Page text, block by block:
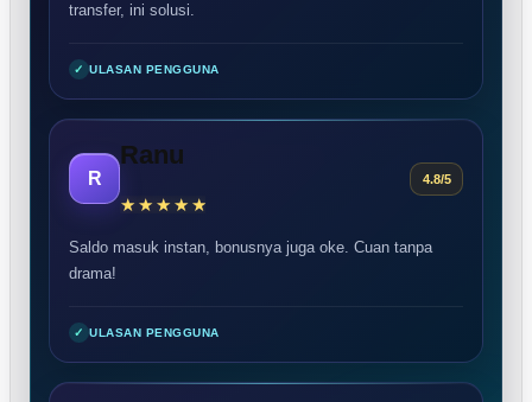
transfer, ini solusi.
✓ ULASAN PENGGUNA
R
Ranu
4.8/5
Saldo masuk instan, bonusnya juga oke. Cuan tanpa
drama!
✓ ULASAN PENGGUNA